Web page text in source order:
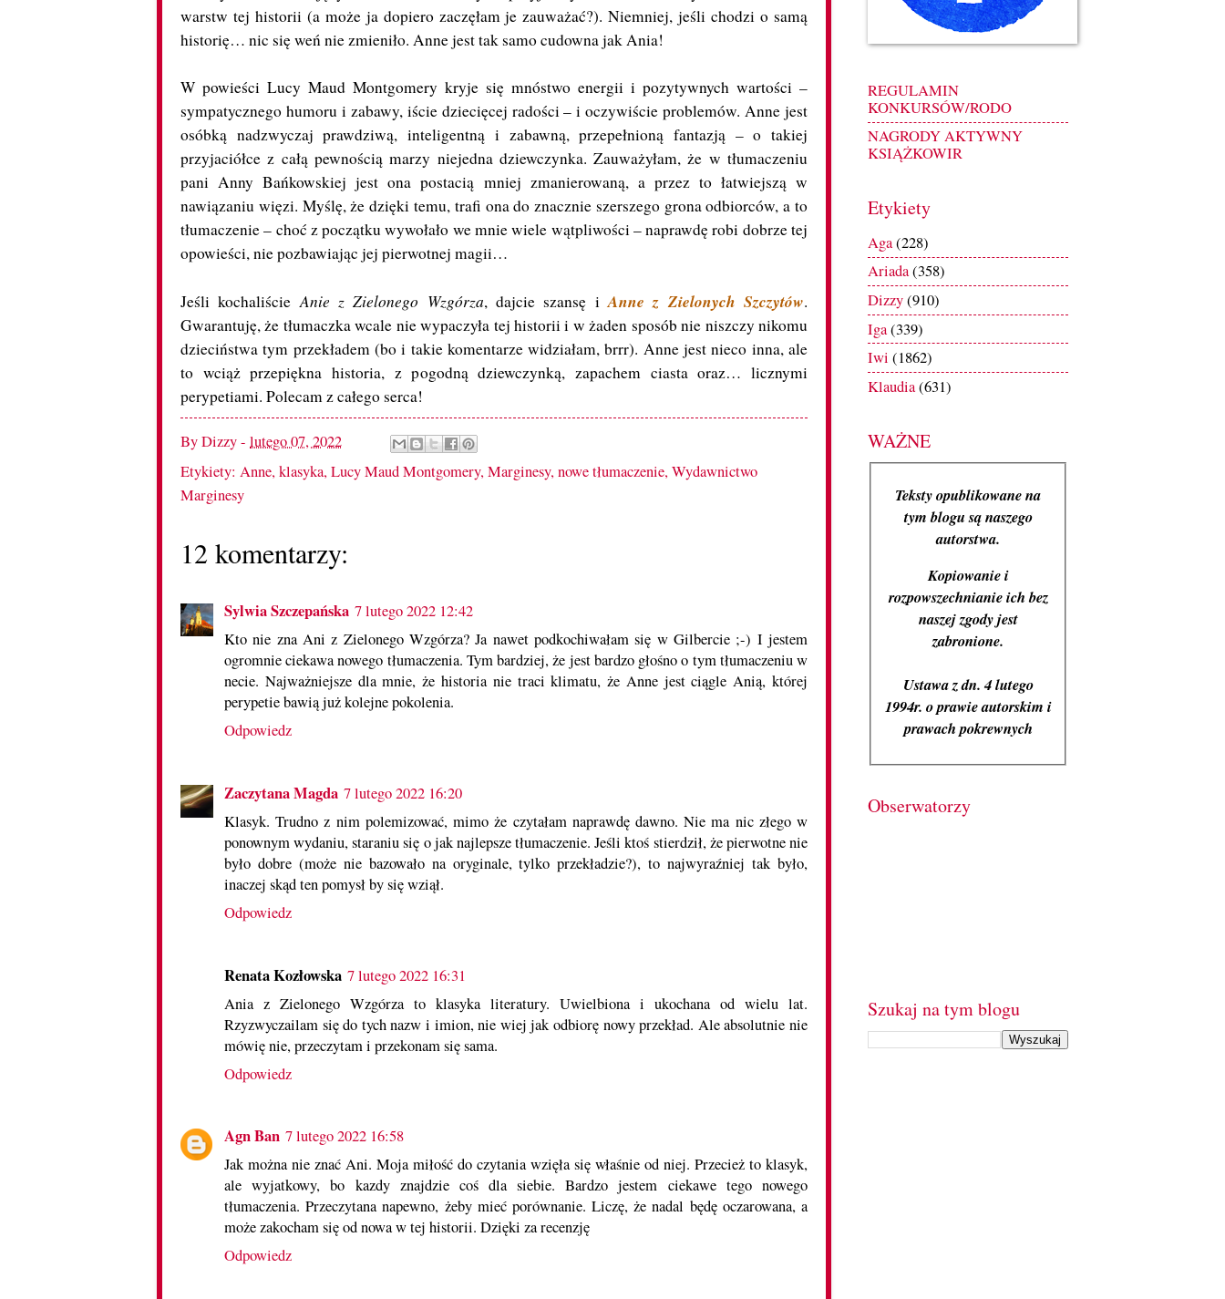
warstw tej historii (a może ja dopiero zaczęłam je zauważać?). Niemniej, jeśli chodzi o samą
historię… nic się weń nie zmieniło. Anne jest tak samo cudowna jak Ania!
W powieści Lucy Maud Montgomery kryje się mnóstwo energii i pozytywnych wartości –
sympatycznego humoru i zabawy, iście dziecięcej radości – i oczywiście problemów. Anne jest
osóbką nadzwyczaj prawdziwą, inteligentną i zabawną, przepełnioną fantazją – o takiej
przyjaciółce z całą pewnością marzy niejedna dziewczynka. Zauważyłam, że w tłumaczeniu
pani Anny Bańkowskiej jest ona postacią mniej zmanierowaną, a przez to łatwiejszą w
nawiązaniu więzi. Myślę, że dzięki temu, trafi ona do znacznie szerszego grona odbiorców, a to
tłumaczenie – choć z początku wywołało we mnie wiele wątpliwości – naprawdę robi dobrze tej
opowieści, nie pozbawiając jej pierwotnej magii…
Jeśli kochaliście Anie z Zielonego Wzgórza, dajcie szansę iAnne z Zielonych Szczytów.
Gwarantuję, że tłumaczka wcale nie wypaczyła tej historii i w żaden sposób nie niszczy nikomu
dzieciństwa tym przekładem (bo i takie komentarze widziałam, brrr). Anne jest nieco inna, ale
to wciąż przepiękna historia, z pogodną dziewczynką, zapachem ciasta oraz… licznymi
perypetiami. Polecam z całego serca!
ByDizzy- lutego 07, 2022
Etykiety: Anne,klasyka,Lucy Maud Montgomery,Marginesy,nowe tłumaczenie,Wydawnictwo
Marginesy
12 komentarzy:
Sylwia Szczepańska 7 lutego 2022 12:42
Kto nie zna Ani z Zielonego Wzgórza? Ja nawet podkochiwałam się w Gilbercie ;-) I jestem
ogromnie ciekawa nowego tłumaczenia. Tym bardziej, że jest bardzo głośno o tym tłumaczeniu w
necie. Najważniejsze dla mnie, że historia nie traci klimatu, że Anne jest ciągle Anią, której
perypetie bawią już kolejne pokolenia.
Odpowiedz
Zaczytana Magda 7 lutego 2022 16:20
Klasyk. Trudno z nim polemizować, mimo że czytałam naprawdę dawno. Nie ma nic złego w
ponownym wydaniu, staraniu się o jak najlepsze tłumaczenie. Jeśli ktoś stierdził, że pierwotne nie
było dobre (może nie bazowało na oryginale, tylko przekładzie?), to najwyraźniej tak było,
inaczej skąd ten pomysł by się wziął.
Odpowiedz
Renata Kozłowska 7 lutego 2022 16:31
Ania z Zielonego Wzgórza to klasyka literatury. Uwielbiona i ukochana od wielu lat.
Rzyzwyczailam się do tych nazw i imion, nie wiej jak odbiorę nowy przekład. Ale absolutnie nie
mówię nie, przeczytam i przekonam się sama.
Odpowiedz
Agn Ban 7 lutego 2022 16:58
Jak można nie znać Ani. Moja miłość do czytania wzięła się właśnie od niej. Przecież to klasyk,
ale wyjatkowy, bo kazdy znajdzie coś dla siebie. Bardzo jestem ciekawe tego nowego
tłumaczenia. Przeczytana napewno, żeby mieć porównanie. Liczę, że nadal będę oczarowana, a
może zakocham się od nowa w tej historii. Dzięki za recenzję
Odpowiedz
REGULAMIN
KONKURSÓW/RODO
NAGRODY AKTYWNY
KSIĄŻKOWIR
Etykiety
Aga(228)
Ariada(358)
Dizzy(910)
Iga(339)
Iwi (1862)
Klaudia(631)
WAŻNE
Teksty opublikowane na
tym blogu są naszego
autorstwa.
Kopiowanie i
rozpowszechnianie ich bez
naszej zgody jest
zabronione.
Ustawa z dn. 4 lutego
1994r. o prawie autorskim i
prawach pokrewnych
Obserwatorzy
Szukaj na tym blogu